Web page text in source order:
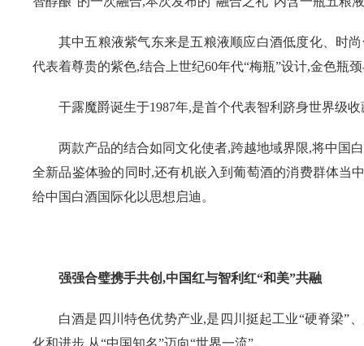
其中五粮液紫气东来是五粮液顺应白酒低度化、时
代表着尊贵的紫色,结合上世纪60年代“梅瓶”设计,金色瓶
干露魔爵诞生于1987年,是首个代表智利跻身世界级
两款产品的结合如同文化使者,跨越地域界限,将中国
全新品鉴体验的同时,还有机嵌入到葡萄酒的消费群体当
给中国白酒国际化以思想启迪。
强强合璧携手共创,中国红与智利红“和美”共融
白酒是四川特色优势产业,是四川挺起工业“硬脊梁”
化和进步,从“中国知名”迈向“世界一流”。